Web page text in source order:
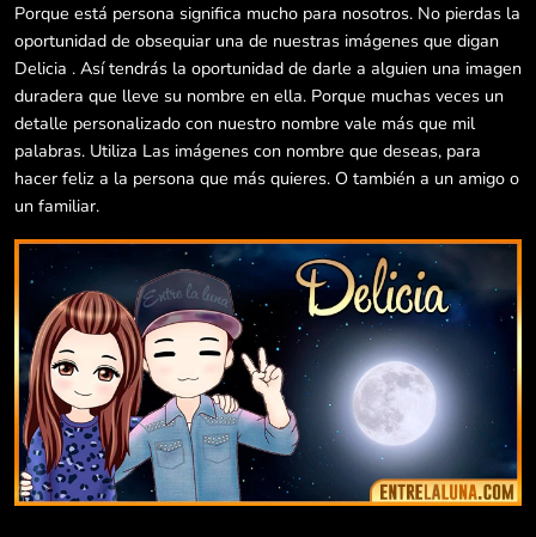
Porque está persona significa mucho para nosotros. No pierdas la
oportunidad de obsequiar una de nuestras imágenes que digan
Delicia . Así tendrás la oportunidad de darle a alguien una imagen
duradera que lleve su nombre en ella. Porque muchas veces un
detalle personalizado con nuestro nombre vale más que mil
palabras. Utiliza Las imágenes con nombre que deseas, para
hacer feliz a la persona que más quieres. O también a un amigo o
un familiar.